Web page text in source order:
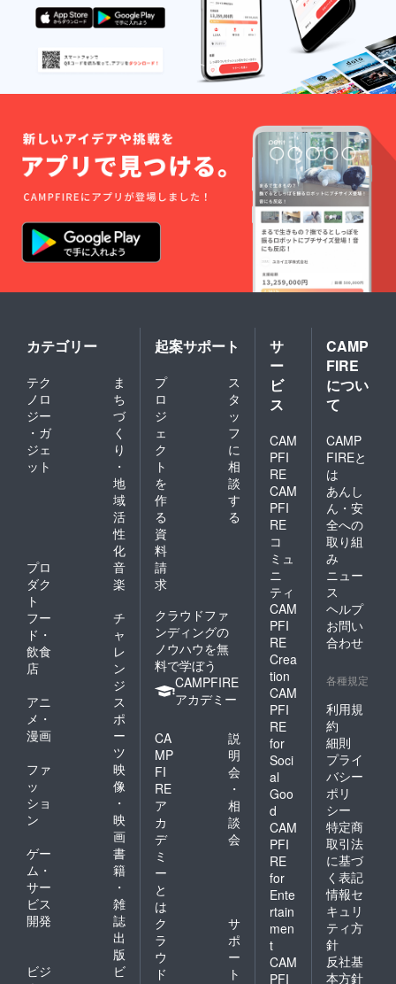
カテゴリー
テク
ノロ
ジー
・ガ
ジェ
ット
ま
ち
づ
く
り
・
地
域
活
性
化
プロ
ダク
ト
音
楽
フー
ド・
飲食
店
チ
ャ
レ
ン
ジ
アニ
メ・
漫画
ス
ポ
ー
ツ
ファ
ッ
ショ
ン
映
像
・
映
画
ゲー
ム・
サー
ビス
開発
書
籍
・
雑
誌
出
版
ビジ
ビ
起案サポート
プ
ロ
ジ
ェ
ク
ト
を
作
る
ス
タ
ッ
フ
に
相
談
す
る
資
料
請
求
クラウドファ
ンディングの
ノウハウを無
料で学ぼう
CAMPFIRE
アカデミー
CA
MP
FI
RE
ア
カ
デ
ミ
ー
と
は
説
明
会
・
相
談
会
ク
ラ
ウ
ド
サ
ポ
ー
ト
サ
ー
ビ
ス
CAM
PFI
RE
CAM
PFI
RE
コ
ミュ
ニ
ティ
CAM
PFI
RE
Crea
tion
CAM
PFI
RE
for
Soci
al
Goo
d
CAM
PFI
RE
for
Ente
rtain
men
t
CAM
PFI
CAMP
FIRE
につい
て
CAMP
FIREと
は
あんし
ん・安
全への
取り組
み
ニュー
ス
ヘルプ
お問い
合わせ
各種規定
利用規
約
細則
プライ
バシー
ポリ
シー
特定商
取引法
に基づ
く表記
情報セ
キュリ
ティ方
針
反社基
本方針